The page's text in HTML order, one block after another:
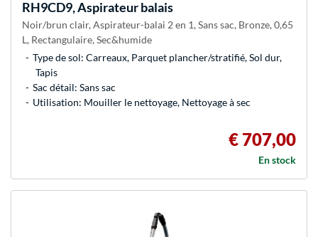
RH9CD9, Aspirateur balais
Noir/brun clair, Aspirateur-balai 2 en 1, Sans sac, Bronze, 0,65
L, Rectangulaire, Sec&humide
Type de sol: Carreaux, Parquet plancher/stratifié, Sol dur,
Tapis
Sac détail: Sans sac
Utilisation: Mouiller le nettoyage, Nettoyage à sec
€ 707,00
En stock